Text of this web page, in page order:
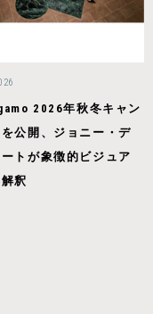
2026年秋冬キャン
公開、ジョニー・デ
トが象徴的ビジュア
釈